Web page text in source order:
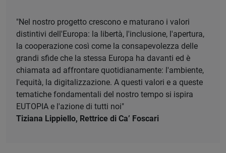
"Nel nostro progetto crescono e maturano i valori
distintivi dell'Europa: la libertà, l'inclusione, l'apertura,
la cooperazione così come la consapevolezza delle
grandi sfide che la stessa Europa ha davanti ed è
chiamata ad affrontare quotidianamente: l'ambiente,
l'equità, la digitalizzazione. A questi valori e a queste
tematiche fondamentali del nostro tempo si ispira
EUTOPIA e l'azione di tutti noi"
Tiziana Lippiello, Rettrice di Ca’ Foscari